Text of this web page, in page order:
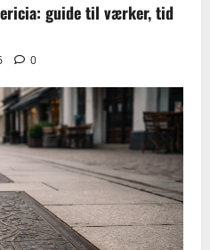
guide til værker, tid
0